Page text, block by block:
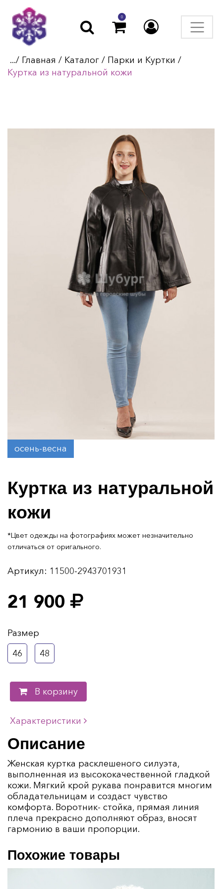
0
.../ Главная / Каталог / Парки и Куртки /
Куртка из натуральной кожи
осень-весна
Куртка из натуральной
кожи
*Цвет одежды на фотографиях может незначительно
отличаться от оригального.
Артикул: 11500-2943701931
21 900
Размер
46
48
В корзину
Характеристики
Описание
Женская куртка расклешеного силуэта,
выполненная из высококачественной гладкой
кожи. Мягкий крой рукава понравится многим
обладательницам и создаст чувство
комфорта. Воротник- стойка, прямая линия
плеча прекрасно дополняют образ, вносят
гармонию в ваши пропорции.
Похожие товары